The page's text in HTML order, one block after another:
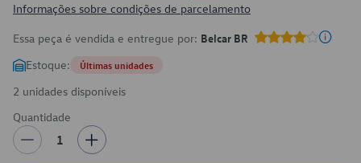
Informações sobre condições de parcelamento
Essa peça é vendida e entregue por: Belcar BR
Estoque: Últimas unidades
2 unidades disponíveis
Quantidade
1